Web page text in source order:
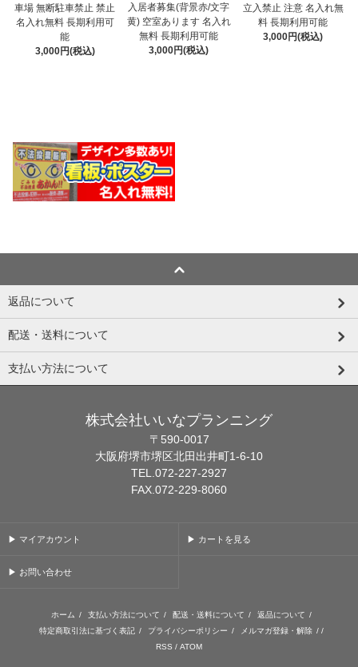
車場 無断駐車禁止 禁止
名入れ無料 長期利用可
能
3,000円(税込)
入居者募集(背景赤/文字
黄) 空室あります 名入れ
無料 長期利用可能
3,000円(税込)
立入禁止 注意 名入れ無
料 長期利用可能
3,000円(税込)
返品について
配送・送料について
支払い方法について
株式会社いいなプランニング
〒590-0017
大阪府堺市堺区北田出井町1-6-10
TEL.072-227-2927
FAX.072-229-8060
▶ マイアカウント ▶ カートを見る
▶ お問い合わせ
ホーム / 支払い方法について / 配送・送料について / 返品について /
特定商取引法に基づく表記 / プライバシーポリシー / メルマガ登録・解除 / /
RSS / ATOM